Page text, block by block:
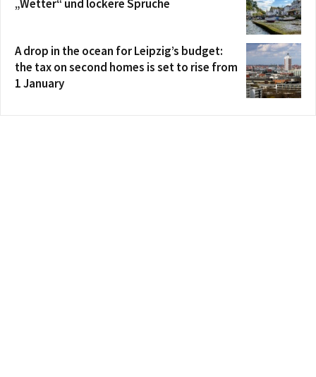
„Wetter“ und lockere Sprüche
A drop in the ocean for Leipzig’s budget:
the tax on second homes is set to rise from
1 January